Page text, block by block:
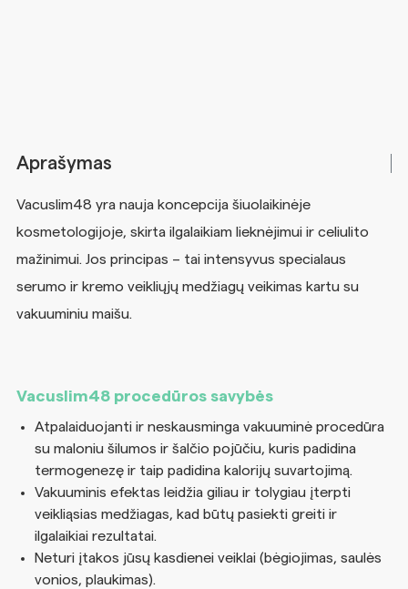
Aprašymas
Vacuslim48 yra nauja koncepcija šiuolaikinėje
kosmetologijoje, skirta ilgalaikiam lieknėjimui ir celiulito
mažinimui. Jos principas – tai intensyvus specialaus
serumo ir kremo veikliųjų medžiagų veikimas kartu su
vakuuminiu maišu.
Vacuslim48 procedūros savybės
Atpalaiduojanti ir neskausminga vakuuminė procedūra
su maloniu šilumos ir šalčio pojūčiu, kuris padidina
termogenezę ir taip padidina kalorijų suvartojimą.
Vakuuminis efektas leidžia giliau ir tolygiau įterpti
veikliąsias medžiagas, kad būtų pasiekti greiti ir
ilgalaikiai rezultatai.
Neturi įtakos jūsų kasdienei veiklai (bėgiojimas, saulės
vonios, plaukimas).